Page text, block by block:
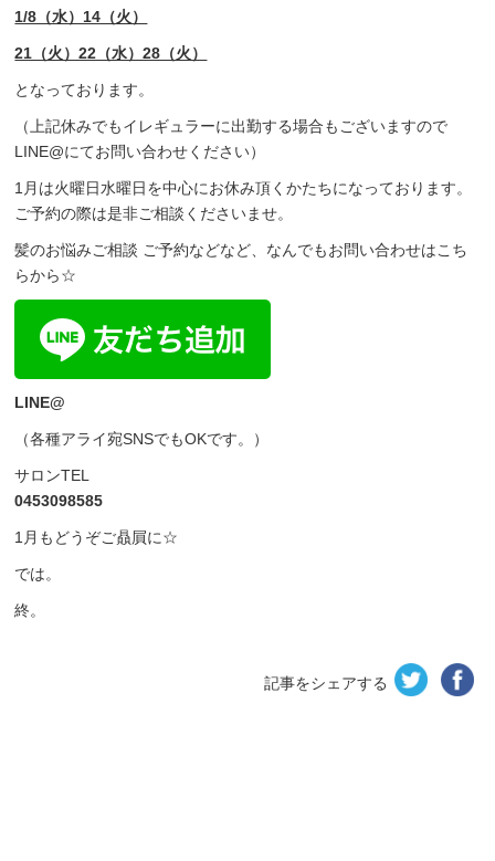
1/8（水）14（火）
21（火）22（水）28（火）
となっております。
（上記休みでもイレギュラーに出勤する場合もございますので
LINE@にてお問い合わせください）
1月は火曜日水曜日を中心にお休み頂くかたちになっております。
ご予約の際は是非ご相談くださいませ。
髪のお悩みご相談 ご予約などなど、なんでもお問い合わせはこち
らから☆
LINE@
（各種アライ宛SNSでもOKです。）
サロンTEL
0453098585
1月もどうぞご贔屓に☆
では。
終。
記事をシェアする